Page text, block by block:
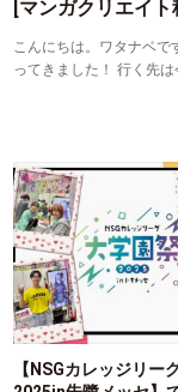
[マンガクリエイ
こんにちは。ワタナベで
ってきました！ 行く先
【NSGカレッジリー